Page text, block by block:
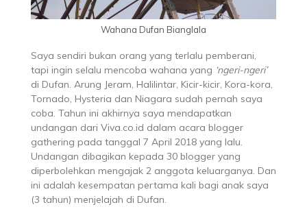
Wahana Dufan Bianglala
Saya sendiri bukan orang yang terlalu pemberani,
tapi ingin selalu mencoba wahana yang ‘ngeri-ngeri’
di Dufan. Arung Jeram, Halilintar, Kicir-kicir, Kora-kora,
Tornado, Hysteria dan Niagara sudah pernah saya
coba. Tahun ini akhirnya saya mendapatkan
undangan dari Viva.co.id dalam acara blogger
gathering pada tanggal 7 April 2018 yang lalu.
Undangan dibagikan kepada 30 blogger yang
diperbolehkan mengajak 2 anggota keluarganya. Dan
ini adalah kesempatan pertama kali bagi anak saya
(3 tahun) menjelajah di Dufan.